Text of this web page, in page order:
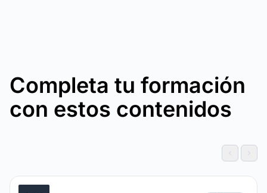
Completa tu formación
con estos contenidos